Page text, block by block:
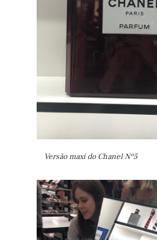
Versão maxi do Chanel Nº5